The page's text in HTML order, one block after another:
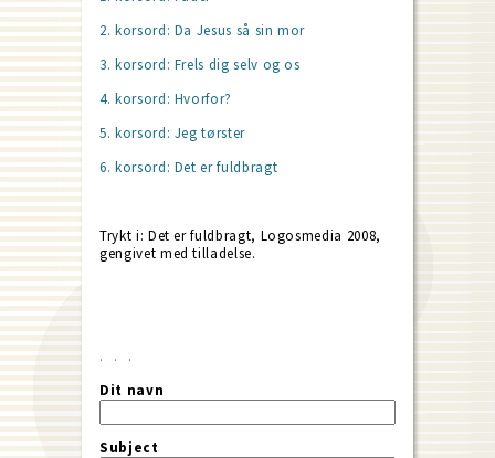
2. korsord: Da Jesus så sin mor
3. korsord: Frels dig selv og os
4. korsord: Hvorfor?
5. korsord: Jeg tørster
6. korsord: Det er fuldbragt
Trykt i: Det er fuldbragt, Logosmedia 2008,
gengivet med tilladelse.
Dit navn
Subject